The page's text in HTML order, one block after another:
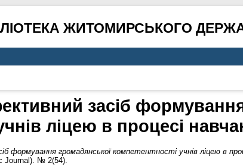
ЖИТОМИРСЬКОГО
засіб
ліцею в процесі
формування громадянської компетентності учнів ліцею в
Journal). № 2(54).